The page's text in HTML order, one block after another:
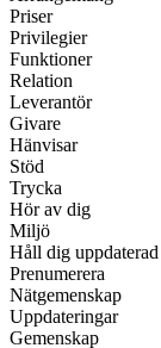
Priser
Privilegier
Funktioner
Relation
Leverantör
Givare
Hänvisar
Stöd
Trycka
Hör av dig
Miljö
Håll dig uppdaterad
Prenumerera
Nätgemenskap
Uppdateringar
Gemenskap